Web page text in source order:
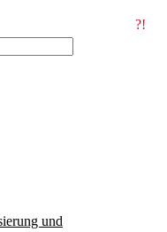
?!
und